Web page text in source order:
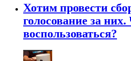
Хотим провести
голосование за
воспользоваться?